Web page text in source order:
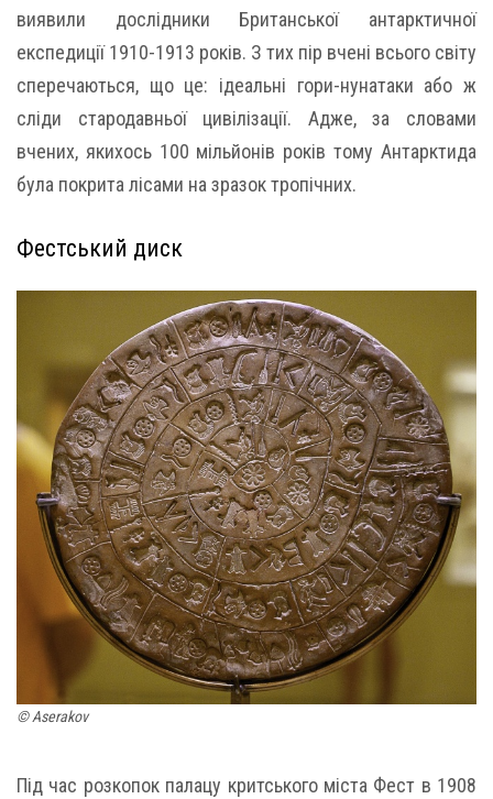
виявили дослідники Британської антарктичної
експедиції 1910-1913 років. З тих пір вчені всього світу
сперечаються, що це: ідеальні гори-нунатаки або ж
сліди стародавньої цивілізації. Адже, за словами
вчених, якихось 100 мільйонів років тому Антарктида
була покрита лісами на зразок тропічних.
Фестський диск
© Aserakov
Під час розкопок палацу критського міста Фест в 1908